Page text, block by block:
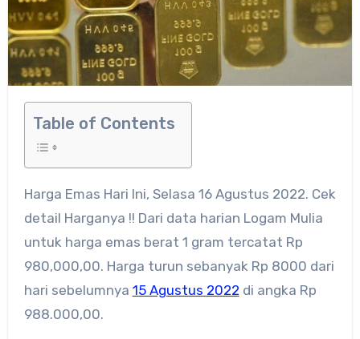
Table of Contents
Harga Emas Hari Ini, Selasa 16 Agustus 2022. Cek
detail Harganya !! Dari data harian Logam Mulia
untuk harga emas berat 1 gram tercatat Rp
980,000,00. Harga turun sebanyak Rp 8000 dari
hari sebelumnya 15 Agustus 2022 di angka Rp
988.000,00.